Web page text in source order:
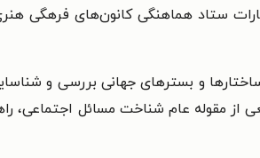
ستاد هماهنگی کانون‌های
و بسترهای جهانی بررسی و
عام شناخت مسائل اجتماعی،